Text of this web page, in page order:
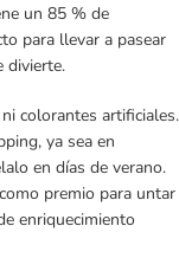
un 85 % de
para llevar a pasear
divierte.
colorantes artificiales.
ya sea en
en días de verano.
premio para untar
enriquecimiento